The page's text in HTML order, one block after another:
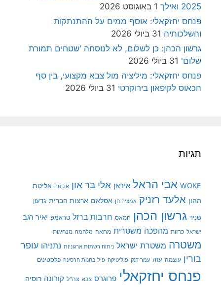
2025 ואילך
1 באוגוסט 2026
פנחס יחזקאלי: אוסף ממים על ההתנתקות
והשלכותיה 31 ביולי 2026
גרשון הכהן: כן לשלום, לא לנוסחה 'שטחים תמורת
שלום' 31 ביולי 2026
פנחס יחזקאלי: מיליציה מול צבא מקצועי, בין סף
הכאוס לקיפאון בירוקרטי 31 ביולי 2026
תגיות
WOKE אבי הראל איראן אלי בר און אליטה אליטת
ההון אלעד רזניק אמציה חן אסלאם ארצות הברית גדעון
שניר גרשון הכהן חמאס חרבות ברזל טראמפ יאיר רגב
ישראל כרזות מהפכה משטרית מחאה מלחמה מנהיגות
משטרה משטרת ישראל ניתוח רשתות ארגוניות נתניהו עופר
בורין עוצמה עזה עמר דנק פוליטיקה פיל בחנות חרסינה פלסטינים
פנחס יחזקאלי פרוגרס צבא צה"ל קורונה רוסיה